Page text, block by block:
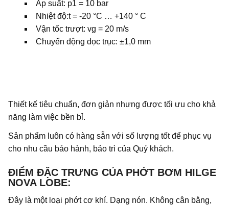
Áp suất: p1 = 10 bar
Nhiệt độ:t = -20 °C … +140 ° C
Vận tốc trượt: vg = 20 m/s
Chuyển động dọc trục: ±1,0 mm
Thiết kế tiêu chuẩn, đơn giản nhưng được tối ưu cho khả
năng làm việc bền bỉ.
Sản phẩm luôn có hàng sẵn với số lượng tốt để phục vụ
cho nhu cầu bảo hành, bảo trì của Quý khách.
ĐIỂM ĐẶC TRƯNG CỦA PHỚT BƠM HILGE
NOVA LOBE:
Đây là một loại phớt cơ khí. Dạng nón. Không cân bằng,